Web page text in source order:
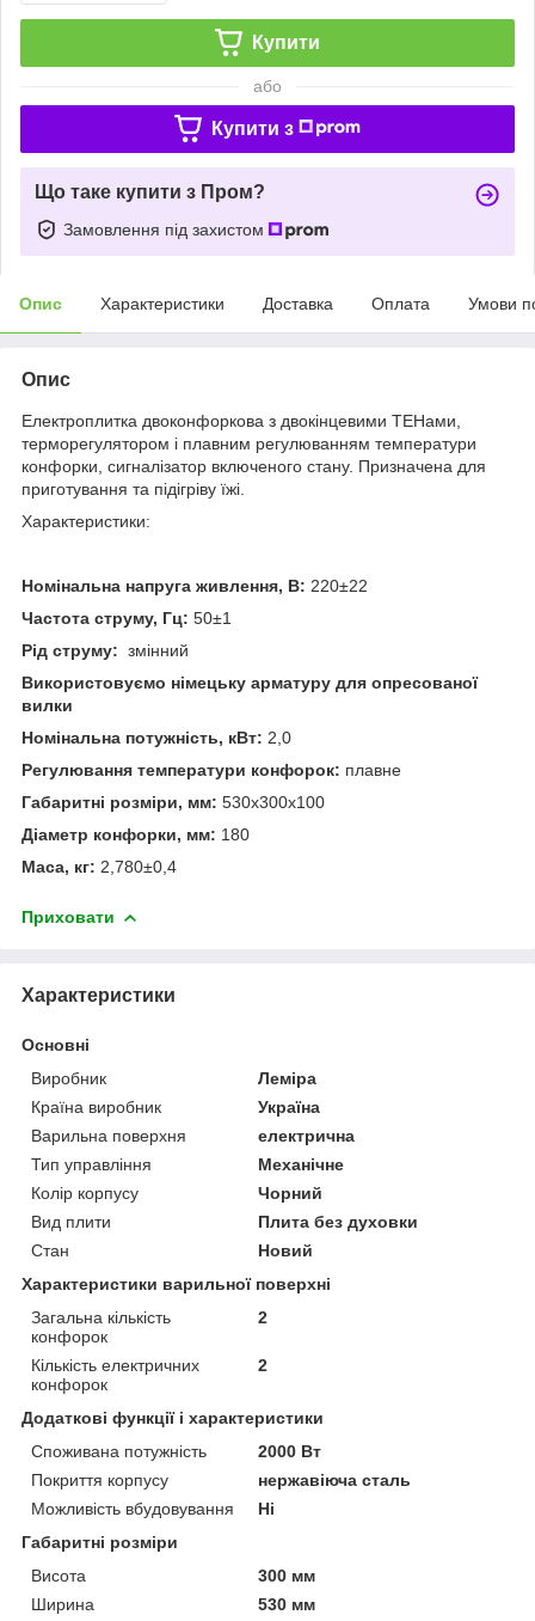
Купити
або
Купити з
Що таке купити з Пром?
Замовлення під захистом
Опис Характеристики Доставка Оплата Умови
Опис
Електроплитка двоконфоркова з двокінцевими ТЕНами,
терморегулятором і плавним регулюванням температури
конфорки, сигналізатор включеного стану. Призначена для
приготування та підігріву їжі.
Характеристики:
Номінальна напруга живлення, В: 220±22
Частота струму, Гц: 50±1
Рід струму: змінний
Використовуємо німецьку арматуру для опресованої
вилки
Номінальна потужність, кВт: 2,0
Регулювання температури конфорок: плавне
Габаритні розміри, мм: 530х300х100
Діаметр конфорки, мм: 180
Маса, кг: 2,780±0,4
Приховати
Характеристики
Основні
Виробник
Леміра
Країна виробник
Україна
Варильна поверхня
електрична
Тип управління
Механічне
Колір корпусу
Чорний
Вид плити
Плита без духовки
Стан
Новий
Характеристики варильної поверхні
Загальна кількість
конфорок
2
Кількість електричних
конфорок
2
Додаткові функції і характеристики
Споживана потужність
2000 Вт
Покриття корпусу
нержавіюча сталь
Можливість вбудовування
Ні
Габаритні розміри
Висота
300 мм
Ширина
530 мм